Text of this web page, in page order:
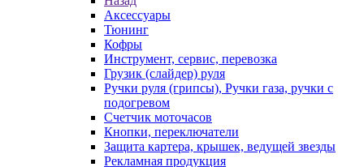
Аксессуары
Тюнинг
Кофры
Инструмент, сервис, перевозка
Грузик (слайдер) руля
Ручки руля (грипсы), Ручки газа, ручки с
подогревом
Счетчик моточасов
Кнопки, переключатели
Защита картера, крышек, ведущей звезды
Рекламная продукция